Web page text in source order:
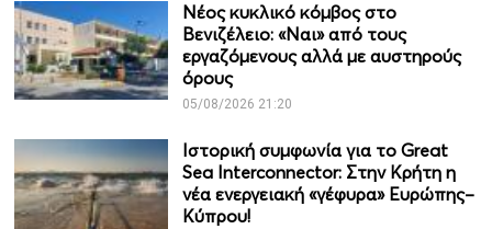
Νέος κυκλικό κόμβος στο
Βενιζέλειο: «Ναι» από τους
εργαζόμενους αλλά με αυστηρούς
όρους
05/08/2026 21:20
Ιστορική συμφωνία για το Great
Sea Interconnector: Στην Κρήτη η
νέα ενεργειακή «γέφυρα» Ευρώπης–
Κύπρου!